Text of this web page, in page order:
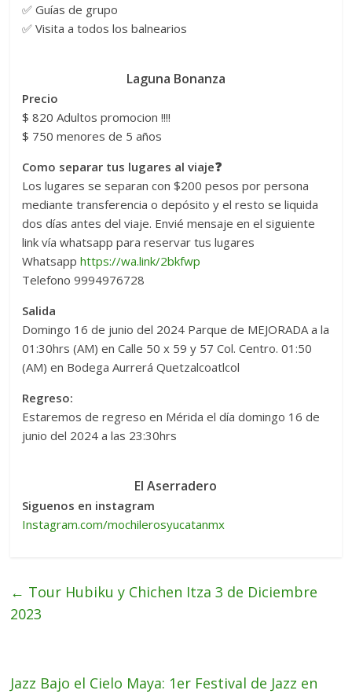
✅ Guías de grupo
✅ Visita a todos los balnearios
Laguna Bonanza
Precio
$ 820 Adultos promocion !!!!
$ 750 menores de 5 años
Como separar tus lugares al viaje❓
Los lugares se separan con $200 pesos por persona
mediante transferencia o depósito y el resto se liquida
dos días antes del viaje. Envié mensaje en el siguiente
link vía whatsapp para reservar tus lugares
Whatsapphttps://wa.link/2bkfwp
Telefono 9994976728
Salida
Domingo 16 de junio del 2024 Parque de MEJORADA a la
01:30hrs (AM) en Calle 50 x 59 y 57 Col. Centro. 01:50
(AM) en Bodega Aurrerá Quetzalcoatlcol
Regreso:
Estaremos de regreso en Mérida el día domingo 16 de
junio del 2024 a las 23:30hrs
El Aserradero
Siguenos en instagram
Instagram.com/mochilerosyucatanmx
← Tour Hubiku y Chichen Itza 3 de Diciembre
2023
Jazz Bajo el Cielo Maya: 1er Festival de Jazz en